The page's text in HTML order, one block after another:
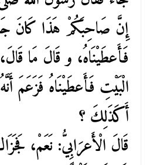
إِنَّ صَاحِبَكُمْ هَذَا كَانَ
فَأَعطَيْنَاهُ، و قَالَ مَا
الْبَيْتِ فَأَعطَيْنَاهُ فَزَعَمَ
أَكَذَلِكَ ؟
قَالَ الْأَعرَابِيُّ: نَعَمْ،